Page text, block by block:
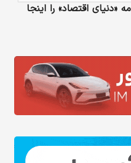
«دنیای‌ اقتصاد» را اینجا